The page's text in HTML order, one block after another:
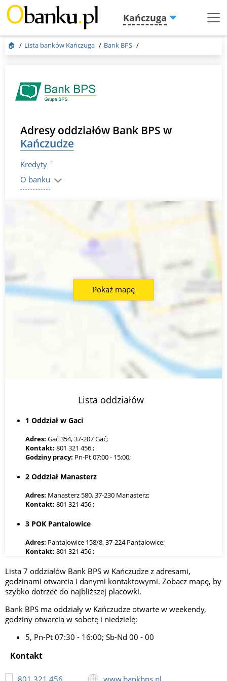
Kańczuga
Menu
🏠 Lista banków Kańczuga Bank BPS
Adresy oddziałów Bank BPS w
Kańczudze
Kredyty 1
O banku
Lista oddziałów
1 Oddział w Gaci
Adres: Gać 354, 37-207 Gać;
Kontakt: 801 321 456 ;
Godziny pracy: Pn-Pt 07:00 - 15:00;
2 Oddział Manasterz
Adres: Manasterz 580, 37-230 Manasterz;
Kontakt: 801 321 456 ;
3 POK Pantalowice
Adres: Pantalowice 158/8, 37-224 Pantalowice;
Kontakt: 801 321 456 ;
4 POK Sietesz
Sietesz 134a, 37-206 Sietesz;
Kontakt:801 321 456 ;
Godziny pracy: Pn-Pt 07:00 - 15:00;
5 Filia w Kańczudze
Adres:
Pn-Pt 07:30 - 16:00; Sb-Nd 00 - 00;
Pokaż mapę
Lista 7 oddziałów Bank BPS w Kańczudze z adresami,
godzinami otwarcia i danymi kontaktowymi. Zobacz mapę, by
szybko dotrzeć do najbliższej placówki.
Bank BPS ma oddziały w Kańczudze otwarte w weekendy,
godziny otwarcia w sobotę i niedzielę:
5, Pn-Pt 07:30 - 16:00; Sb-Nd 00 - 00
Kontakt
801 321 456 www.bankbps.pl